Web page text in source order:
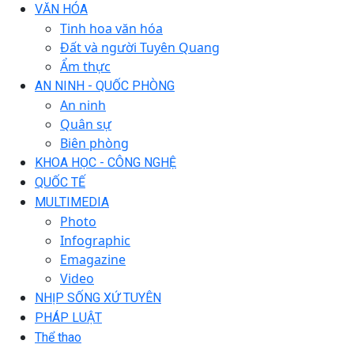
VĂN HÓA
Tinh hoa văn hóa
Đất và người Tuyên Quang
Ẩm thực
AN NINH - QUỐC PHÒNG
An ninh
Quân sự
Biên phòng
KHOA HỌC - CÔNG NGHỆ
QUỐC TẾ
MULTIMEDIA
Photo
Infographic
Emagazine
Video
NHỊP SỐNG XỨ TUYÊN
PHÁP LUẬT
Thể thao